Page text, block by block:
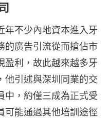
年不少內地資本進入牙
的廣告引流從而搶佔市
盈利，故此越來越多牙
他引述與深圳同業的交
中，約僅三成為正式受
可能通過其他培訓途徑